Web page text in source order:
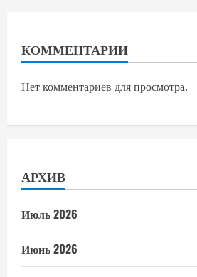
КОММЕНТАРИИ
Нет комментариев для просмотра.
АРХИВ
Июль 2026
Июнь 2026